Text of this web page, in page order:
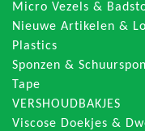
Micro Vezels &
Nieuwe Artikelen &
Plastics
Sponzen &
Tape
VERSHOUDBAKJES
Viscose Doekjes &